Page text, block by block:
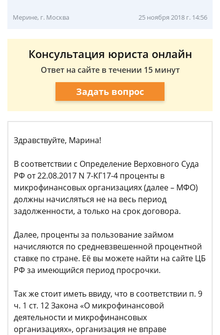
Мерине, г. Москва 25 ноября 2018 г. 14:56
Консультация юриста онлайн
Ответ на сайте в течении 15 минут
Задать вопрос
Здравствуйте, Марина!
В соответствии с Определение Верховного Суда
РФ от 22.08.2017 N 7-КГ17-4 проценты в
микрофинансовых организациях (далее – МФО)
должны начисляться не на весь период
задолженности, а только на срок договора.
Далее, проценты за пользование займом
начисляются по средневзвешенной процентной
ставке по стране. Её вы можете найти на сайте ЦБ
РФ за имеющийся период просрочки.
Так же стоит иметь ввиду, что в соответствии п. 9
ч. 1 ст. 12 Закона «О микрофинансовой
деятельности и микрофинансовых
организациях», организация не вправе